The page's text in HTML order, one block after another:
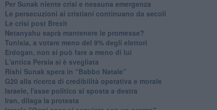
Per Sunak niente crisi e nessuna emergenza
Le persecuzioni ai cristiani continuano da secoli
Le crisi post Brexit
Netanyahu saprà mantenere le promesse?
Tunisia, a votare meno del 9% degli elettori
Erdogan, non si può fare a meno di lui
L'antica Persia si è svegliata
Rishi Sunak spera in “Babbo Natale”
G20 alla ricerca di credibilità operativa e morale
Israele, l'asse politico si sposta a destra
Iran, dilaga la protesta